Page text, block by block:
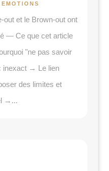
EMOTIONS
out et le Brown-out ont
— Ce que cet article
"ne pas savoir
inexact → Le lien
des limites et
→...